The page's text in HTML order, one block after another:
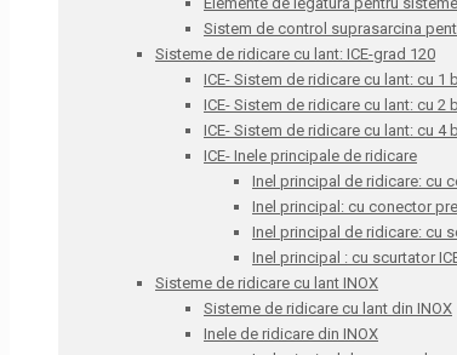
Sistem de control suprasarcina
Sisteme de ridicare cu lant: ICE-grad 120
ICE- Sistem de ridicare cu lant: cu 1
ICE- Sistem de ridicare cu lant: cu 2
ICE- Sistem de ridicare cu lant: cu 4
ICE- Inele principale de ridicare
Inel principal de ridicare: cu
Inel principal: cu conector
Inel principal de ridicare: cu
Inel principal : cu scurtator
Sisteme de ridicare cu lant INOX
Sisteme de ridicare cu lant din INOX
Inele de ridicare din INOX